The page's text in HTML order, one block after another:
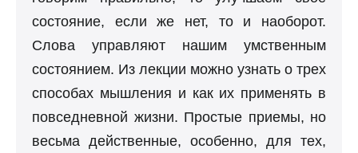
состояние, если же нет, то и наоборот.
Слова управляют нашим умственным
состоянием. Из лекции можно узнать о трех
способах мышления и как их применять в
повседневной жизни. Простые приемы, но
весьма действенные, особенно, для тех,